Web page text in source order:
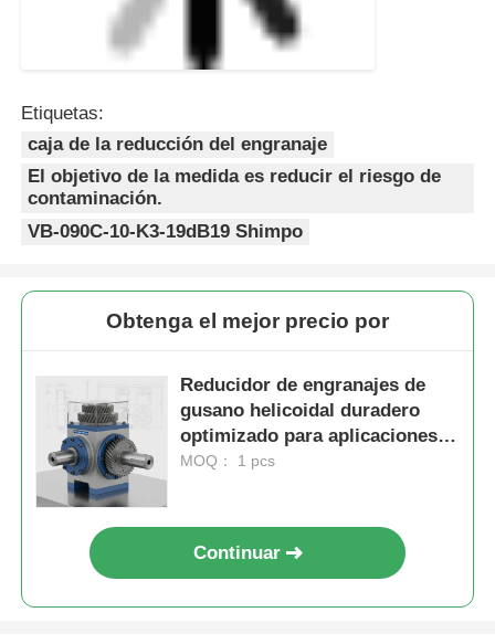
Etiquetas:
caja de la reducción del engranaje
El objetivo de la medida es reducir el riesgo de
contaminación.
VB-090C-10-K3-19dB19 Shimpo